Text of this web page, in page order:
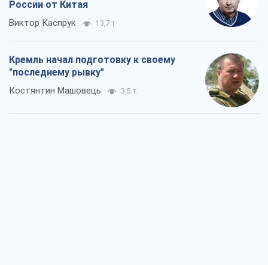
России от Китая
Виктор Каспрук 13,7 т.
Кремль начал подготовку к своему
"последнему рывку"
Костянтин Машовець 3,5 т.